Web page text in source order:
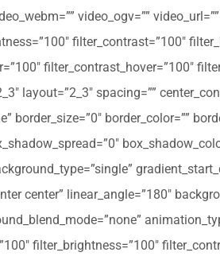
video_ogv=””
filter_contrast=”100″
filter_contrast_hover=”100″
layout=”2_3″ spacing=””
border_color=””
center” linear_angle=”180″
filter_brightness=”100″